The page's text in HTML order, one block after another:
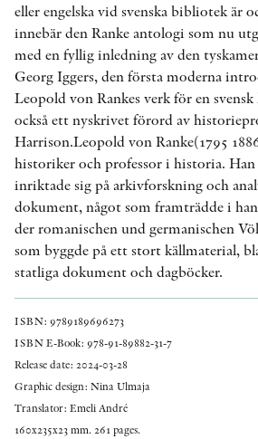
eller engelska vid svenska bibliotek är
innebär den Ranke antologi som nu
med en fyllig inledning av den
Georg Iggers, den första moderna
Leopold von Rankes verk för en svensk
också ett nyskrivet förord av
Harrison.Leopold von Ranke(1795
historiker och professor i historia.
inriktade sig på arkivforskning och
dokument, något som framträdde i
der romanischen und germanischen
som byggde på ett stort källmaterial,
statliga dokument och dagböcker.
ISBN: 9789189696273
ISBN E-Book: 978-91-89882-31-7
Release date: 2024-03-28
Graphic design: Nina Ulmaja
Translator: Emeli André
160x235x23 mm. 261 pages.